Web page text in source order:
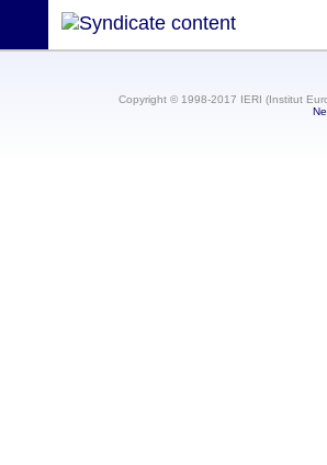
Copyright © 1998-2017 IERI (Institut